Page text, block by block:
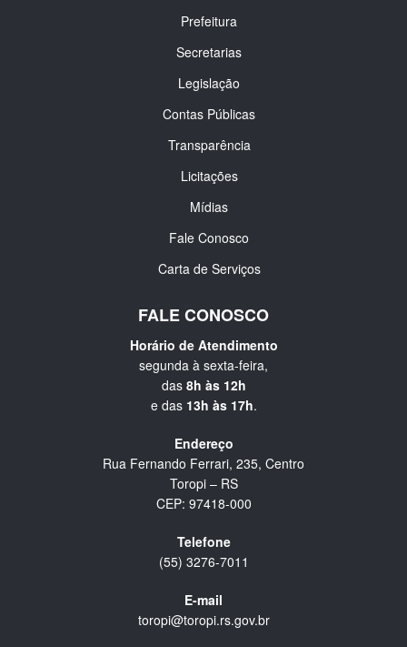
Prefeitura
Secretarias
Legislação
Contas Públicas
Transparência
Licitações
Mídias
Fale Conosco
Carta de Serviços
FALE CONOSCO
Horário de Atendimento
segunda à sexta-feira,
das 8h às 12h
e das 13h às 17h.
Endereço
Rua Fernando Ferrari, 235, Centro
Toropi – RS
CEP: 97418-000
Telefone
(55) 3276-7011
E-mail
toropi@toropi.rs.gov.br